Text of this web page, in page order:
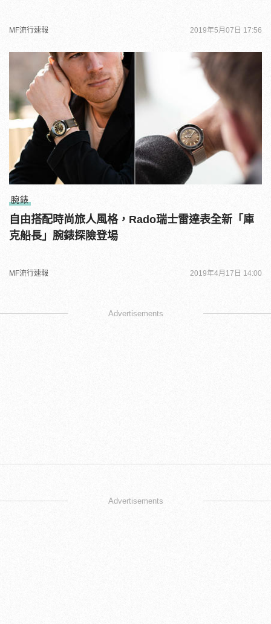
MF流行速報 2019年5月07日 17:56
腕錶
自由搭配時尚旅人風格，Rado瑞士雷達表全新「庫
克船長」腕錶探險登場
MF流行速報 2019年4月17日 14:00
Advertisements
Advertisements